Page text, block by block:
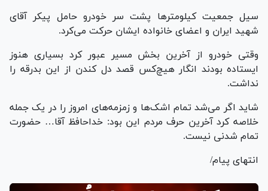
سیل جمعیت کیلومترها پشت سر خودرو حامل پیکر آقای
شهید ایران و اعضای خانواده ایشان حرکت می‌کرد.
وقتی خودرو از آخرین بخش مسیر عبور کرد بسیاری هنوز
ایستاده بودند انگار هیچ‌کس قصد دل کندن از این بدرقه را
نداشت.
شاید اگر می‌شد تمام اشک‌ها و زمزمه‌های امروز را در یک جمله
خلاصه کرد آخرین حرف مردم این بود: خداحافظ آقا… حضورت
تمام شدنی نیست.
انتهای پیام/